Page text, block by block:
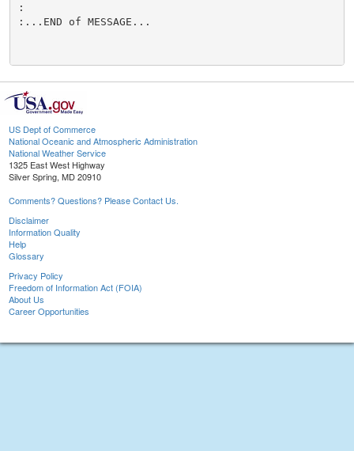
:
:...END of MESSAGE...
US Dept of Commerce
National Oceanic and Atmospheric Administration
National Weather Service
1325 East West Highway
Silver Spring, MD 20910
Comments? Questions? Please Contact Us.
Disclaimer
Information Quality
Help
Glossary
Privacy Policy
Freedom of Information Act (FOIA)
About Us
Career Opportunities